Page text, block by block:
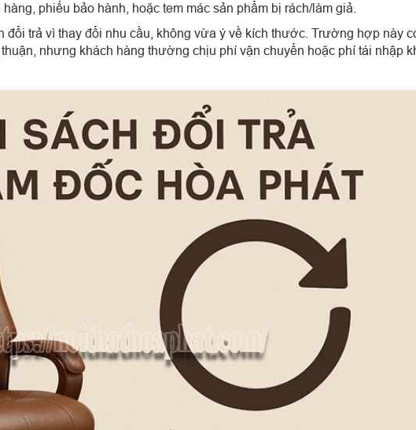
phiếu bảo hành, hoặc tem mác sản phẩm bị rách/làm giả.
đổi trả vì thay đổi nhu cầu, không vừa ý về kích thước. Trường hợp này
nhưng khách hàng thường chịu phí vận chuyển hoặc phí tái nhập